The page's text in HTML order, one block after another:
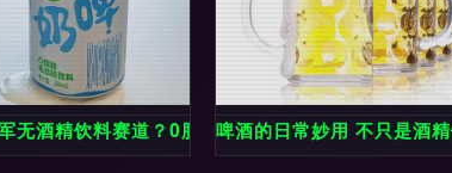
无酒精饮料赛道？0脂肪畅意100%奶啤全新上市！
啤酒的日常妙用 不只是酒